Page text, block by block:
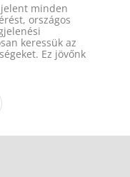
minden
országos
keressük az
Ez jövőnk